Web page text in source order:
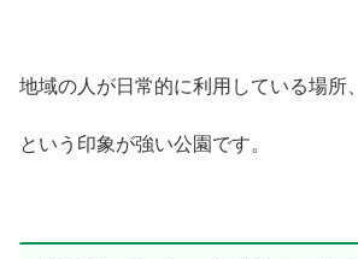
地域の人が日常的に利用している場所、
という印象が強い公園です。